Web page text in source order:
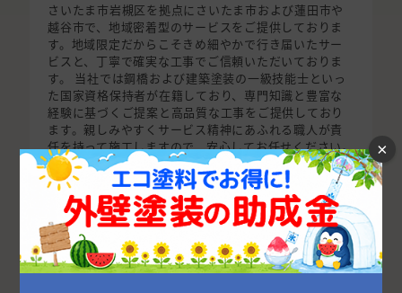
さいたま市岩槻区を拠点にさいたま市および蓮田市や
越谷市で、地域密着型のサービスをご提供しておりま
す。地域限定だからこそきめ細やかで行き届いたサー
ビスと、丁寧で確実な工事でご信頼いただいておりま
す。 当社では鋼橋および建築塗装の一級技能士といっ
た国家資格保持者が在籍しており、専門知識と豊富な
経験に基づくご提案と高品質な工事をご提供しており
ます。親しみやすくサービス精神にあふれる職人が責
任を持って施工しますので、安心してお任せください。
所在地
〒339-0043 埼玉県さいたま市岩
槻区城南3-4-57
事業内容 塗装業・リフォーム全般
×